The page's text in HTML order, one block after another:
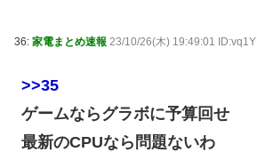
36: 家電まとめ速報 23/10/26(木) 19:49:01 ID:vq1Y
>>35
ゲームならグラボに予算回せ
最新のCPUなら問題ないわ